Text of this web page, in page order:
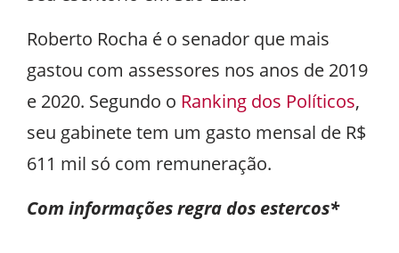
Roberto Rocha é o senador que mais
gastou com assessores nos anos de 2019
e 2020. Segundo o Ranking dos Políticos,
seu gabinete tem um gasto mensal de R$
611 mil só com remuneração.
Com informações regra dos estercos*